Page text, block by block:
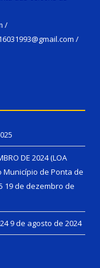
/
/
DE 2024 (LOA
Município de Ponta de
19 de dezembro de
9 de agosto de 2024